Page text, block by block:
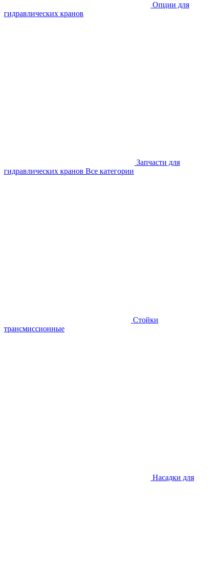
Опции для
гидравлических кранов
Запчасти для
гидравлических кранов Все категории
Стойки
трансмиссионные
Насадки для